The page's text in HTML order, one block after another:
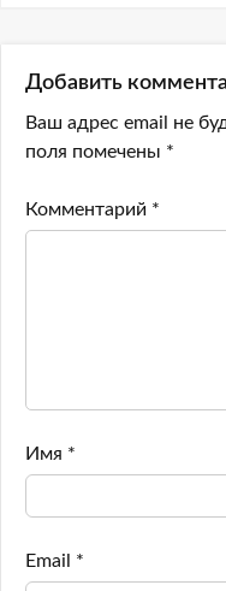
Добавить
Ваш адрес email не
поля помечены *
Комментарий *
Имя *
Email *